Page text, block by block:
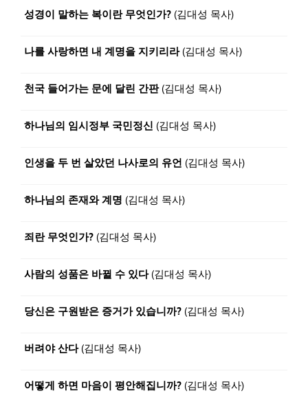
성경이 말하는 복이란 무엇인가? (김대성 목사)
나를 사랑하면 내 계명을 지키리라(김대성 목사)
천국 들어가는 문에 달린 간판(김대성 목사)
하나님의 임시정부 국민정신 (김대성 목사)
인생을 두 번 살았던 나사로의 유언 (김대성 목사)
하나님의 존재와 계명 (김대성 목사)
죄란 무엇인가? (김대성 목사)
사람의 성품은 바뀔 수 있다(김대성 목사)
당신은 구원받은 증거가 있습니까? (김대성 목사)
버려야 산다(김대성 목사)
어떻게 하면 마음이 평안해집니까? (김대성 목사)